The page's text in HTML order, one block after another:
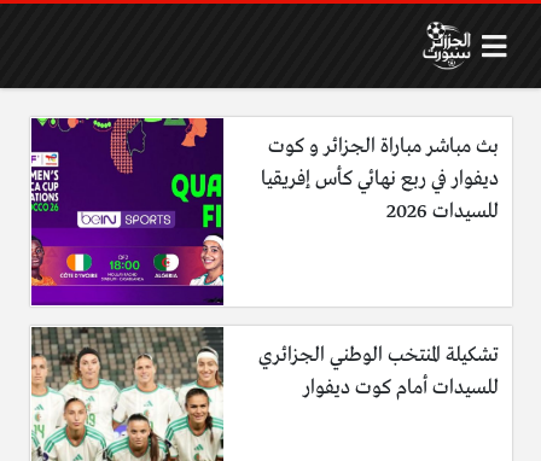
بث مباشر مباراة الجزائر و كوت
ديفوار في ربع نهائي كأس إفريقيا
للسيدات 2026
تشكيلة المنتخب الوطني الجزائري
للسيدات أمام كوت ديفوار